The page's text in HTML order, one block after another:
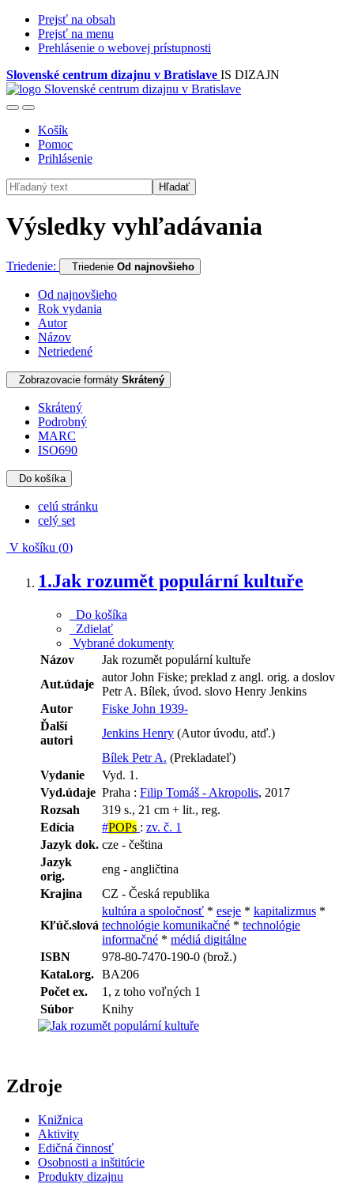
Prejsť na obsah
Prejsť na menu
Prehlásenie o webovej prístupnosti
Slovenské centrum dizajnu v Bratislave IS DIZAJN
Košík
Pomoc
Prihlásenie
Hľadať
Výsledky vyhľadávania
Triedenie: Triedenie Od najnovšieho
Od najnovšieho
Rok vydania
Autor
Názov
Netriedené
Zobrazovacie formáty Skrátený
Skrátený
Podrobný
MARC
ISO690
Do košíka
celú stránku
celý set
V košíku (0)
1.Jak rozumět populární kultuře
Do košíka
Zdielať
Vybrané dokumenty
Názov
Jak rozumět populární kultuře
Aut.údaje
autor John Fiske; preklad z angl. orig. a doslov
Petr A. Bílek, úvod. slovo Henry Jenkins
Autor
Fiske John 1939-
Ďalší
autori
Jenkins Henry (Autor úvodu, atď.)
Bílek Petr A. (Prekladateľ)
Vydanie
Vyd. 1.
Vyd.údaje Praha : Filip Tomáš - Akropolis, 2017
Rozsah
319 s., 21 cm + lit., reg.
Edícia
#POPs : zv. č. 1
Jazyk dok. cze - čeština
Jazyk
orig.
eng - angličtina
Krajina
CZ - Česká republika
Kľúč.slová
kultúra a spoločnosť * eseje * kapitalizmus *
technológie komunikačné * technológie
informačné * médiá digitálne
ISBN
978-80-7470-190-0 (brož.)
Katal.org. BA206
Počet ex.
1, z toho voľných 1
Súbor
Knihy
Zdroje
Knižnica
Aktivity
Edičná činnosť
Osobnosti a inštitúcie
Produkty dizajnu